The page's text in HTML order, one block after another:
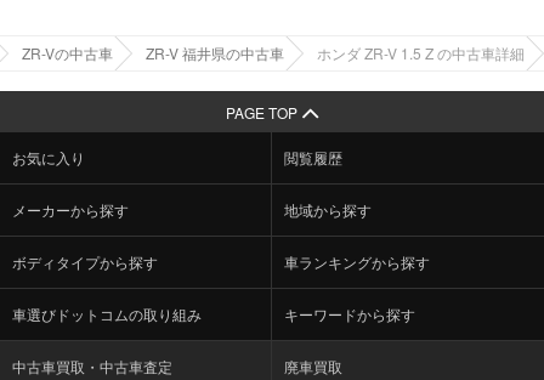
ZR-Vの中古車 ZR-V 福井県の中古車 ホンダ ZR-V 1.5 Z の中古車詳細
PAGE TOP
お気に入り 閲覧履歴
メーカーから探す 地域から探す
ボディタイプから探す 車ランキングから探す
車選びドットコムの取り組み キーワードから探す
中古車買取・中古車査定 廃車買取